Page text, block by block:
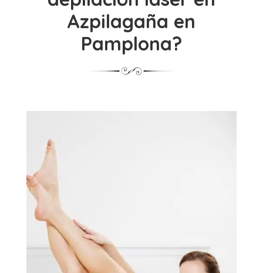
Azpilagaña en
Pamplona?